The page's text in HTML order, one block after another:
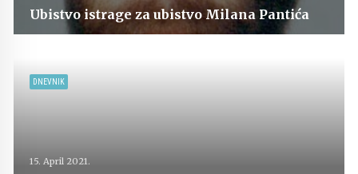
Ubistvo istrage za ubistvo Milana Pantića
DNEVNIK
15. April 2021.